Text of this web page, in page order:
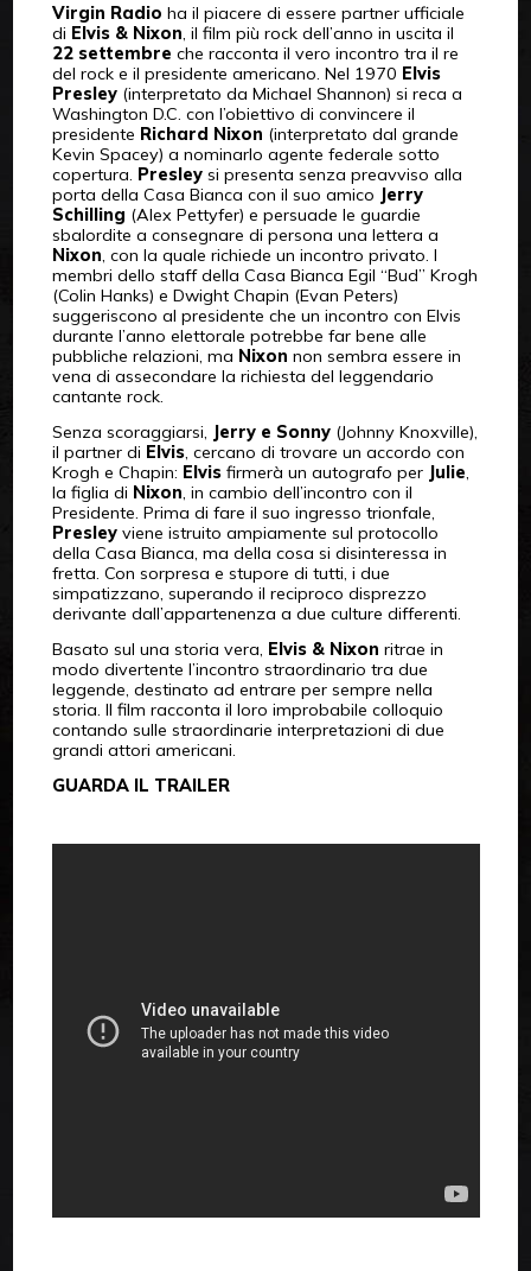
Virgin Radio ha il piacere di essere partner ufficiale
di Elvis & Nixon, il film più rock dell’anno in uscita il
22 settembre che racconta il vero incontro tra il re
del rock e il presidente americano. Nel 1970 Elvis
Presley(interpretato da Michael Shannon) si reca a
Washington D.C. con l’obiettivo di convincere il
presidente Richard Nixon (interpretato dal grande
Kevin Spacey) a nominarlo agente federale sotto
copertura. Presleysi presenta senza preavviso alla
porta della Casa Bianca con il suo amico Jerry
Schilling (Alex Pettyfer) e persuade le guardie
sbalordite a consegnare di persona una lettera a
Nixon, con la quale richiede un incontro privato. I
membri dello staff della Casa Bianca Egil “Bud” Krogh
(Colin Hanks) e Dwight Chapin (Evan Peters)
suggeriscono al presidente che un incontro con Elvis
durante l’anno elettorale potrebbe far bene alle
pubbliche relazioni, ma Nixon non sembra essere in
vena di assecondare la richiesta del leggendario
cantante rock.
Senza scoraggiarsi, Jerry e Sonny(Johnny Knoxville),
il partner di Elvis, cercano di trovare un accordo con
Krogh e Chapin: Elvisfirmerà un autografo per Julie,
la figlia di Nixon, in cambio dell’incontro con il
Presidente. Prima di fare il suo ingresso trionfale,
Presleyviene istruito ampiamente sul protocollo
della Casa Bianca, ma della cosa si disinteressa in
fretta. Con sorpresa e stupore di tutti, i due
simpatizzano, superando il reciproco disprezzo
derivante dall’appartenenza a due culture differenti.
Basato sul una storia vera, Elvis & Nixon ritrae in
modo divertente l’incontro straordinario tra due
leggende, destinato ad entrare per sempre nella
storia. Il film racconta il loro improbabile colloquio
contando sulle straordinarie interpretazioni di due
grandi attori americani.
GUARDA IL TRAILER